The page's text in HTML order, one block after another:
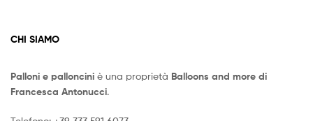
CHI SIAMO
Palloni e palloncini è una proprietà Balloons and more di
Francesca Antonucci.